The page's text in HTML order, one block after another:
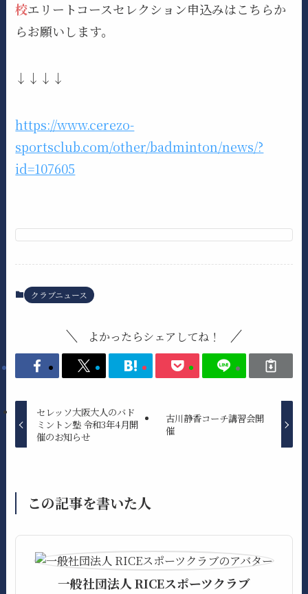
校エリートコースセレクション申込みはこちらか
らお願いします。
↓↓↓↓
https://www.cerezo-
sportsclub.com/other/badminton/news/?
id=107605
クラブニュース
よかったらシェアしてね！
セレッソ大阪大人のバド
ミントン塾 令和3年4月開
催のお知らせ
古川静香コーチ講習会開
催
この記事を書いた人
一般社団法人 RICEスポーツクラブ